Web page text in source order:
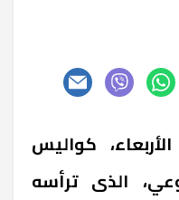
كواليس
الذى ترأسه